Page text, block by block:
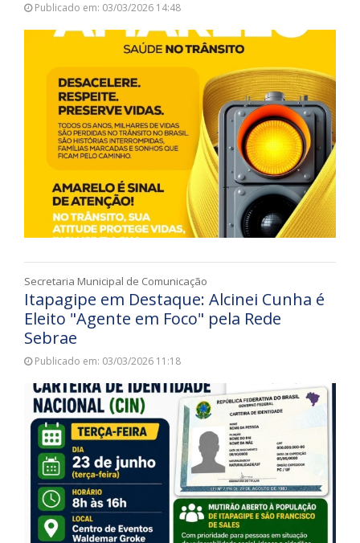
Publicado em: 03/03/2026 14:48
Secretaria Municipal de Comunicação
Itapagipe em Destaque: Alcinei Cunha é
Eleito "Agente em Foco" pela Rede
Sebrae
Publicado em: 03/03/2026 11:18